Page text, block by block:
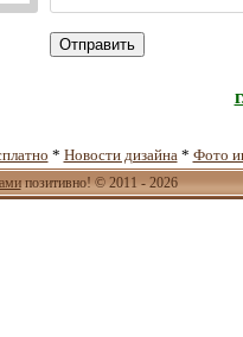
Отправить
* Новости дизайна* Фото
позитивно! © 2011 - 2026